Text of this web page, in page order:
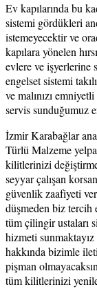
Ev kapılarında bu
sistemi gördükleri
istemeyecektir ve
kapılara yönelen
evlere ve işyerlerine
engelset sistemi
ve malınızı
servis sunduğumuz
İzmir Karabağlar
Türlü Malzeme
kilitlerinizi
seyyar çalışan
güvenlik zaafiyeti
düşmeden biz tercih
tüm çilingir ustaları
hizmeti
hakkında bizimle
pişman
tüm kilitlerinizi